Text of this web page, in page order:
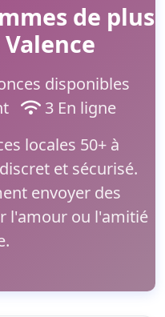
de plus
Valence
disponibles
3 En ligne
locales 50+ à
et sécurisé.
envoyer des
l'amour ou l'amitié